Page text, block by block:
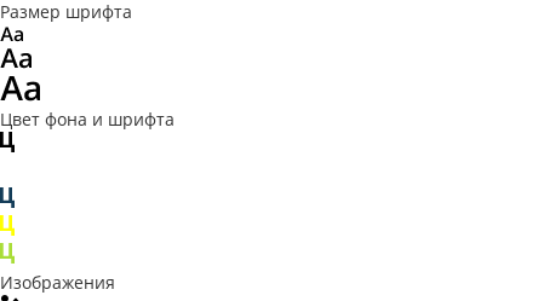
Размер шрифта
Цвет фона и шрифта
Изображения